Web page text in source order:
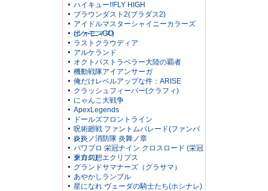
ハイキュー!!FLY HIGH
ブラウンダスト2(ブラダス2)
アイドルマスターシャイニーカラーズ
(シャニマス)
ポケモンGO
ラストクラウディア
アルケランド
オクトパストラベラー大陸の覇者
機動戦隊アイアンサーガ
俺だけレベルアップな件：ARISE
クラッシュフィーバー(クラフィ)
にゃんこ大戦争
ApexLegends
ドールズフロントライン
呪術廻戦 ファントムパレード(ファンパ
レ)
炎炎ノ消防隊 炎舞ノ章
パワプロ 栄冠ナイン クロスロード (栄冠
クロス)
東方幻想エクリプス
グランドサマナーズ（グラサマ）
あやかしランブル
星になれ ヴェーダの騎士たち(ホシナレ)